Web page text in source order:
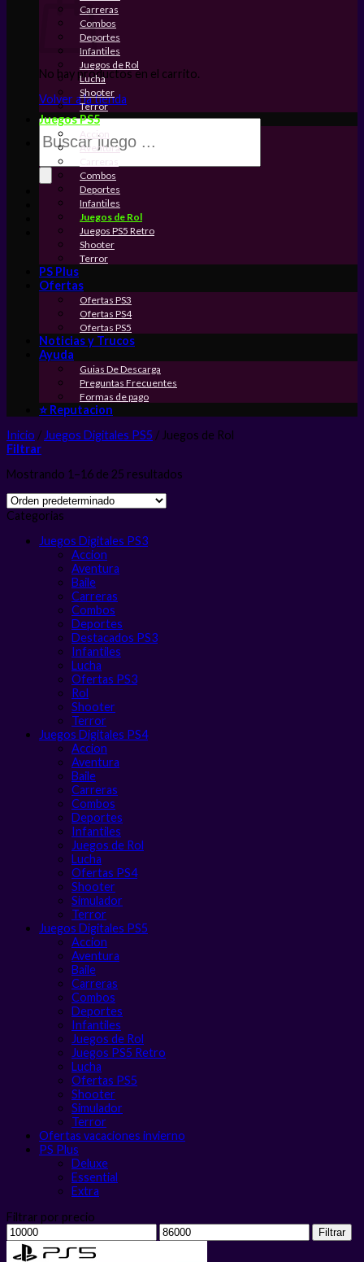
No hay productos en el carrito.
Volver a la tienda
Búsqueda
de
productos
Carreras
Combos
Deportes
Infantiles
Juegos de Rol
Lucha
Shooter
Terror
Juegos PS5
Accion
Aventura
Carreras
Combos
Deportes
Infantiles
Juegos de Rol
Juegos PS5 Retro
Shooter
Terror
PS Plus
Ofertas
Ofertas PS3
Ofertas PS4
Ofertas PS5
Noticias y Trucos
Ayuda
Guias De Descarga
Preguntas Frecuentes
Formas de pago
⭐ Reputacion
Inicio / Juegos Digitales PS5 / Juegos de Rol
Filtrar
Mostrando 1–16 de 25 resultados
Categorias
Juegos Digitales PS3
Accion
Aventura
Baile
Carreras
Combos
Deportes
Destacados PS3
Infantiles
Lucha
Ofertas PS3
Rol
Shooter
Terror
Juegos Digitales PS4
Accion
Aventura
Baile
Carreras
Combos
Deportes
Infantiles
Juegos de Rol
Lucha
Ofertas PS4
Shooter
Simulador
Terror
Juegos Digitales PS5
Accion
Aventura
Baile
Carreras
Combos
Deportes
Infantiles
Juegos de Rol
Juegos PS5 Retro
Lucha
Ofertas PS5
Shooter
Simulador
Terror
Ofertas vacaciones invierno
PS Plus
Deluxe
Essential
Extra
Filtrar por precio
Precio
mínimo
Precio
máximo
Filtrar